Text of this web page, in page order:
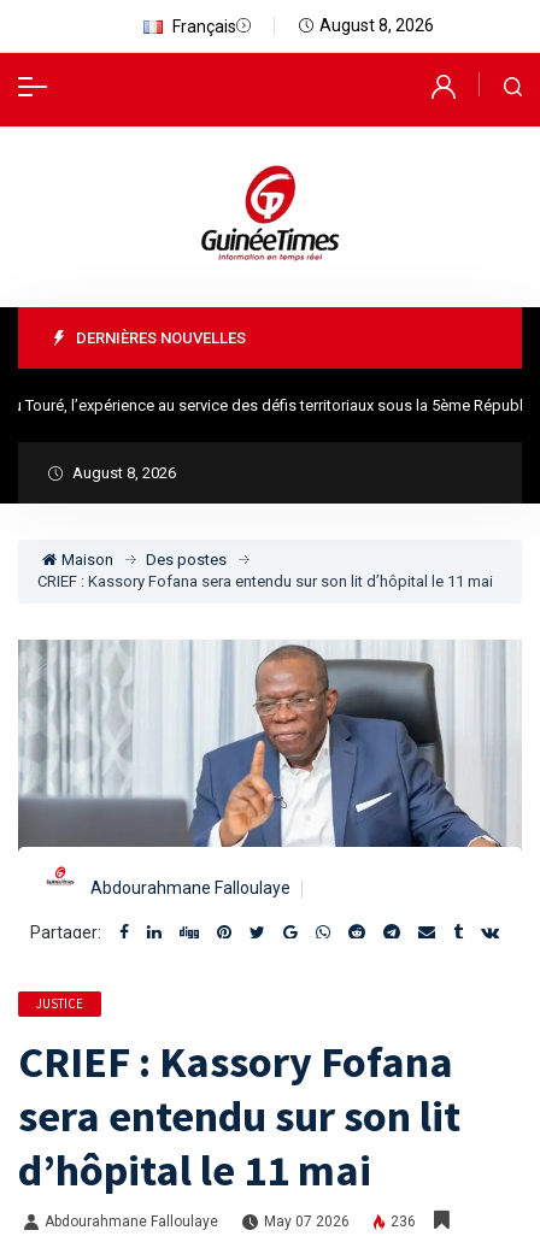
Français August 8, 2026
DERNIÈRES NOUVELLES
l’expérience au service des défis territoriaux sous la 5ème République
August 8, 2026
Maison
Des postes
CRIEF : Kassory Fofana sera entendu sur son lit d’hôpital le 11 mai
Abdourahmane Falloulaye
Partager:
JUSTICE
CRIEF : Kassory Fofana
sera entendu sur son lit
d’hôpital le 11 mai
Abdourahmane Falloulaye May 07 2026 236